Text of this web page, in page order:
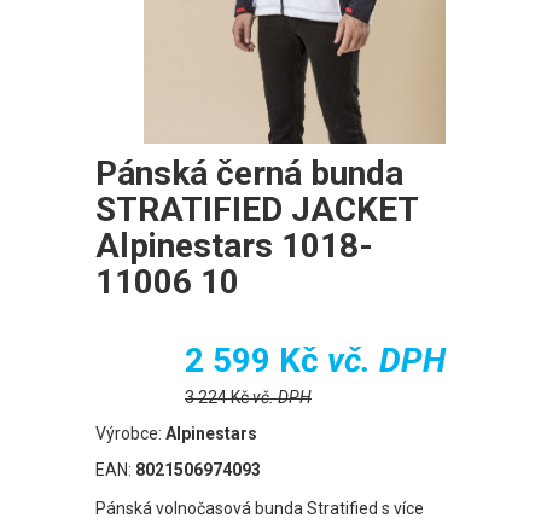
Pánská černá bunda
STRATIFIED JACKET
Alpinestars 1018-
11006 10
2 599 Kč vč. DPH
3 224 Kčvč. DPH
Výrobce: Alpinestars
EAN: 8021506974093
Pánská volnočasová bunda Stratified s více